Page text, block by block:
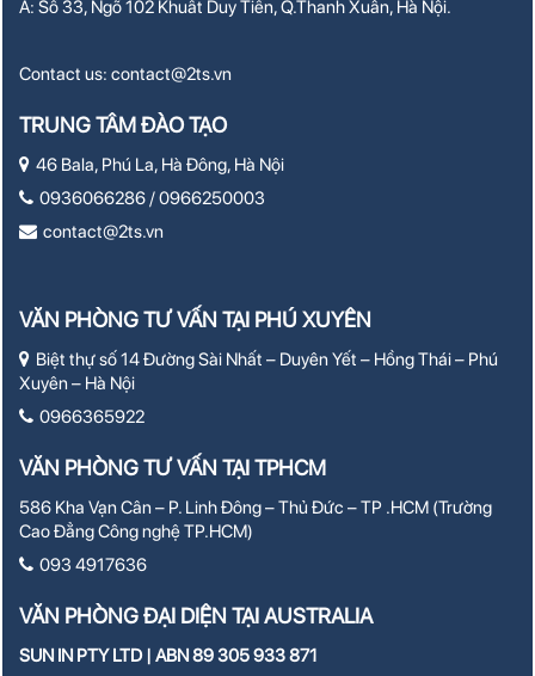
A: Số 33, Ngõ 102 Khuất Duy Tiến, Q.Thanh Xuân, Hà Nội.
Contact us:contact@2ts.vn
TRUNG TÂM ĐÀO TẠO
46 Bala, Phú La, Hà Đông, Hà Nội
0936066286 / 0966250003
contact@2ts.vn
VĂN PHÒNG TƯ VẤN TẠI PHÚ XUYÊN
Biệt thự số 14 Đường Sài Nhất – Duyên Yết – Hồng Thái – Phú
Xuyên – Hà Nội
0966365922
VĂN PHÒNG TƯ VẤN TẠI TPHCM
586 Kha Vạn Cân – P. Linh Đông – Thủ Đức – TP .HCM (Trường
Cao Đẳng Công nghệ TP.HCM)
093 4917636
VĂN PHÒNG ĐẠI DIỆN TẠI AUSTRALIA
SUN IN PTY LTD | ABN 89 305 933 871